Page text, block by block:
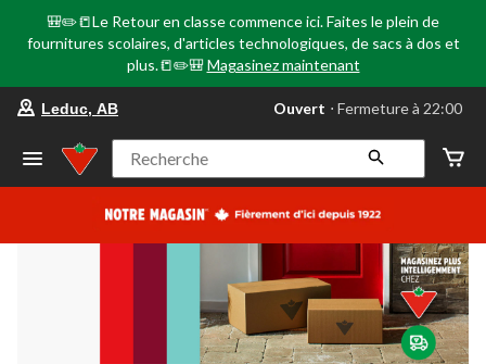
🎒✏️📒Le Retour en classe commence ici. Faites le plein de
fournitures scolaires, d'articles technologiques, de sacs à dos et
plus.📒✏️🎒 Magasinez maintenant
votre
préféré
Leduc,
AB,
courament
Fermeture
à
22:00
cliquer
pour
changer
Leduc, AB Ouvert ⋅ Fermeture à 22:00
Recherche